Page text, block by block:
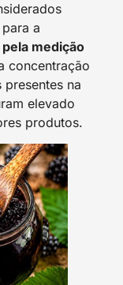
a
medição
concentração
na
elevado
produtos.